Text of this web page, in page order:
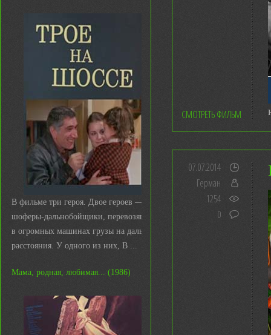
В фильме три героя. Двое героев —
шоферы-дальнобойщики, перевозящие
в огромных машинах грузы на дальние
расстояния. У одного из них, В ...
Мама, родная, любимая... (1986)
СМОТРЕТЬ ФИЛЬМ
07.07.2014
Герман
1254
0